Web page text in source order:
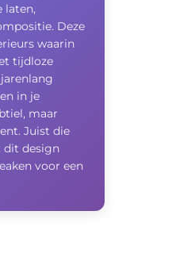
laten,
Deze
waarin
tijdloze
in je
maar
Juist die
dit design
voor een